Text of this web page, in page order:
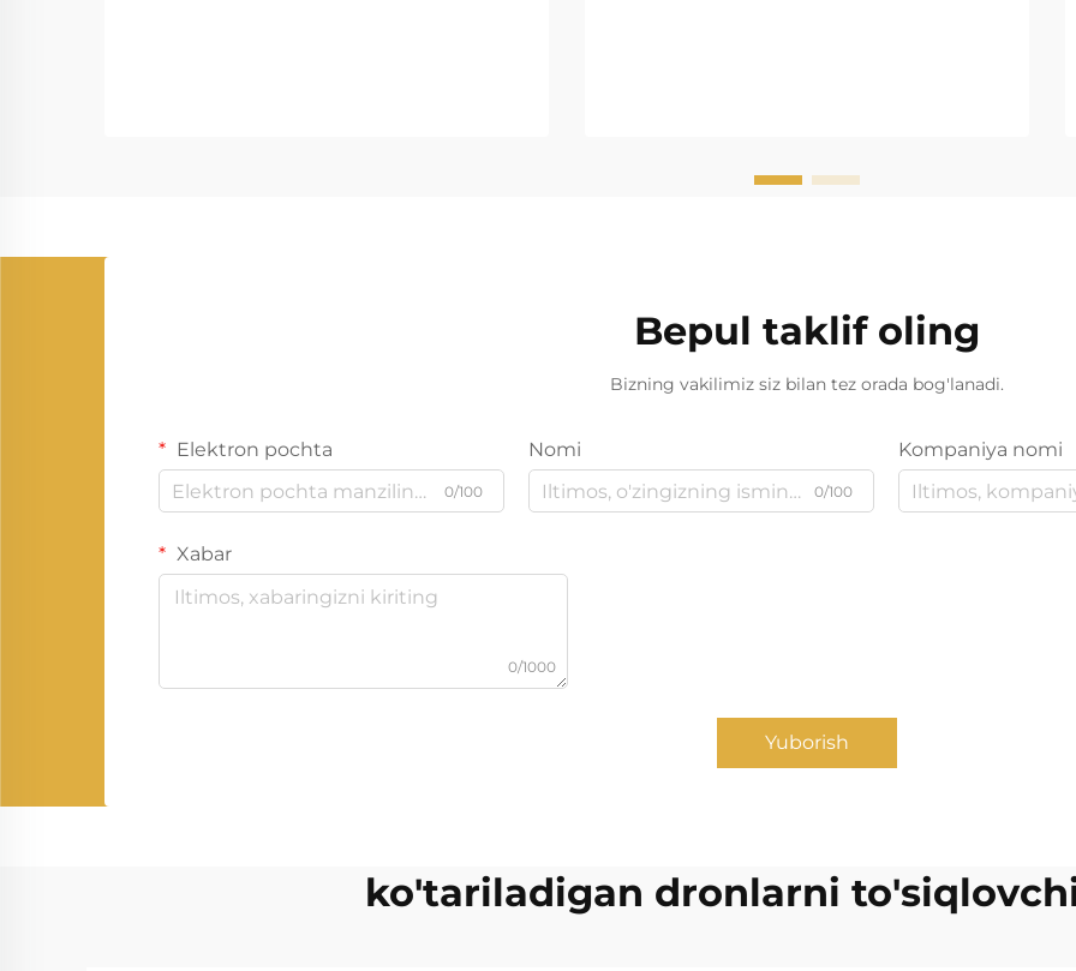
Bepul taklif oling
Bizning vakilimiz siz bilan tez orada bog'lanadi.
Elektron pochta
0/100
Nomi
0/100
Kompaniya nomi
Xabar
0/1000
Yuborish
ko'tariladigan dronlarni